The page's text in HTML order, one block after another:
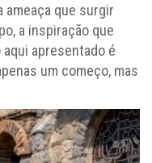
que surgir
a inspiração que
apresentado é
um começo, mas